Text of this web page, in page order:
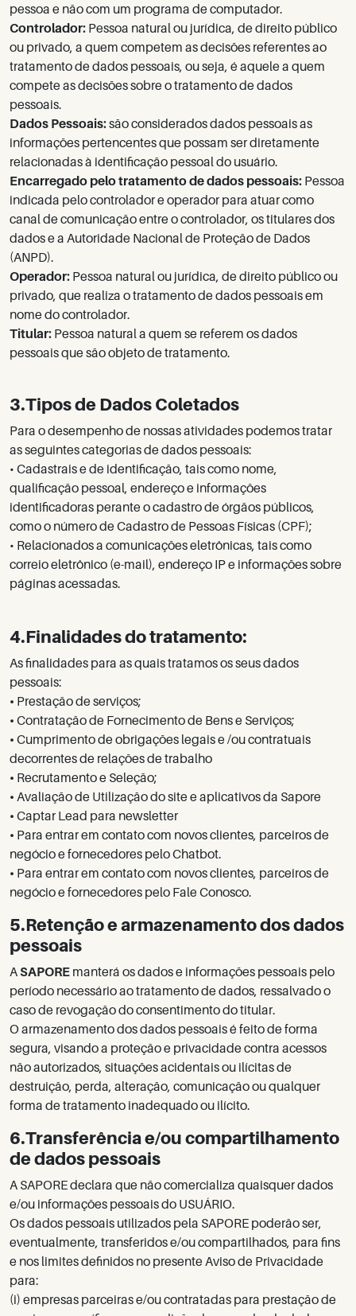
pessoa e não com um programa de computador.
Controlador: Pessoa natural ou jurídica, de direito público
ou privado, a quem competem as decisões referentes ao
tratamento de dados pessoais, ou seja, é aquele a quem
compete as decisões sobre o tratamento de dados
pessoais.
Dados Pessoais:são considerados dados pessoais as
informações pertencentes que possam ser diretamente
relacionadas à identificação pessoal do usuário.
Encarregado pelo tratamento de dados pessoais: Pessoa
indicada pelo controlador e operador para atuar como
canal de comunicação entre o controlador, os titulares dos
dados e a Autoridade Nacional de Proteção de Dados
(ANPD).
Operador: Pessoa natural ou jurídica, de direito público ou
privado, que realiza o tratamento de dados pessoais em
nome do controlador.
Titular: Pessoa natural a quem se referem os dados
pessoais que são objeto de tratamento.
3.Tipos de Dados Coletados
Para o desempenho de nossas atividades podemos tratar
as seguintes categorias de dados pessoais:
• Cadastrais e de identificação, tais como nome,
qualificação pessoal, endereço e informações
identificadoras perante o cadastro de órgãos públicos,
como o número de Cadastro de Pessoas Físicas (CPF);
• Relacionados a comunicações eletrônicas, tais como
correio eletrônico (e-mail), endereço IP e informações sobre
páginas acessadas.
4.Finalidades do tratamento:
As finalidades para as quais tratamos os seus dados
pessoais:
• Prestação de serviços;
• Contratação de Fornecimento de Bens e Serviços;
• Cumprimento de obrigações legais e /ou contratuais
decorrentes de relações de trabalho
• Recrutamento e Seleção;
• Avaliação de Utilização do site e aplicativos da Sapore
• Captar Lead para newsletter
• Para entrar em contato com novos clientes, parceiros de
negócio e fornecedores pelo Chatbot.
• Para entrar em contato com novos clientes, parceiros de
negócio e fornecedores pelo Fale Conosco.
5.Retenção e armazenamento dos dados
pessoais
A SAPORE manterá os dados e informações pessoais pelo
período necessário ao tratamento de dados, ressalvado o
caso de revogação do consentimento do titular.
O armazenamento dos dados pessoais é feito de forma
segura, visando a proteção e privacidade contra acessos
não autorizados, situações acidentais ou ilícitas de
destruição, perda, alteração, comunicação ou qualquer
forma de tratamento inadequado ou ilícito.
6.Transferência e/ou compartilhamento
de dados pessoais
A SAPORE declara que não comercializa quaisquer dados
e/ou informações pessoais do USUÁRIO.
Os dados pessoais utilizados pela SAPORE poderão ser,
eventualmente, transferidos e/ou compartilhados, para fins
e nos limites definidos no presente Aviso de Privacidade
para:
(i) empresas parceiras e/ou contratadas para prestação de